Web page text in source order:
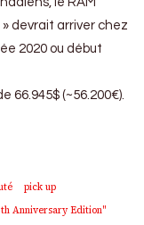
devrait arriver chez
2020 ou début
66.945$ (~56.200€).
pick up
Anniversary Edition"